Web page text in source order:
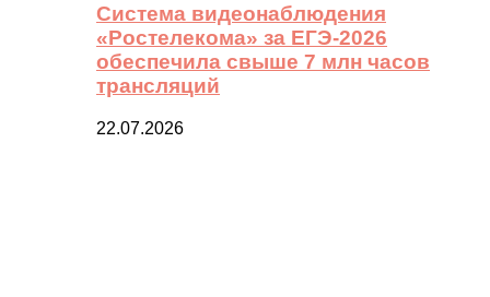
Система видеонаблюдения
«Ростелекома» за ЕГЭ-2026
обеспечила свыше 7 млн часов
трансляций
22.07.2026